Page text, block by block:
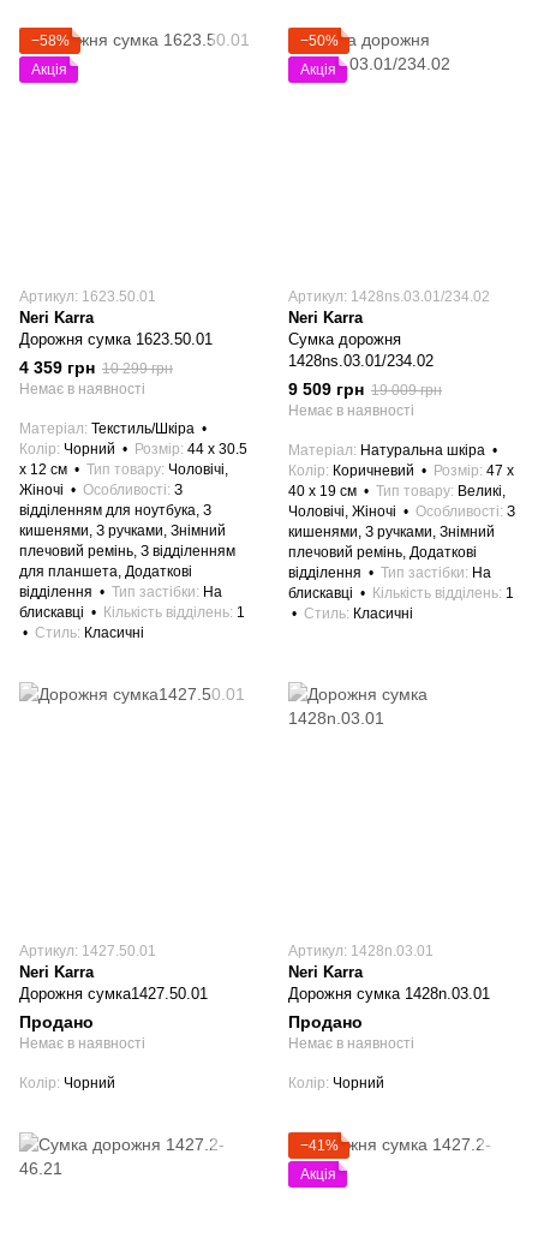
−58%
Акція
Артикул: 1623.50.01
Neri Karra
Дорожня сумка 1623.50.01
4 359 грн 10 299 грн
Немає в наявності
Матеріал Текстиль/Шкіра
Колір Чорний Розмір 44 x 30.5
x 12 см
Тип товару Чоловічі,
Жіночі
Особливості З
відділенням для ноутбука, З
кишенями, З ручками, Знімний
плечовий ремінь, З відділенням
для планшета, Додаткові
відділення
Тип застібки
На
блискавці
Кількість відділень 1
Стиль Класичні
−50%
Акція
Артикул: 1428ns.03.01/234.02
Neri Karra
Сумка дорожня
1428ns.03.01/234.02
9 509 грн 19 009 грн
Немає в наявності
Матеріал
Натуральна шкіра
Колір
Коричневий Розмір 47 x
40 x 19 см
Тип товару Великі,
Чоловічі, Жіночі
Особливості З
кишенями, З ручками, Знімний
плечовий ремінь, Додаткові
відділення
Тип застібки
На
блискавці
Кількість відділень 1
Стиль Класичні
Артикул: 1427.50.01
Neri Karra
Дорожня сумка1427.50.01
Продано
Немає в наявності
Колір Чорний
Артикул: 1428n.03.01
Neri Karra
Дорожня сумка 1428n.03.01
Продано
Немає в наявності
Колір Чорний
−41%
Акція